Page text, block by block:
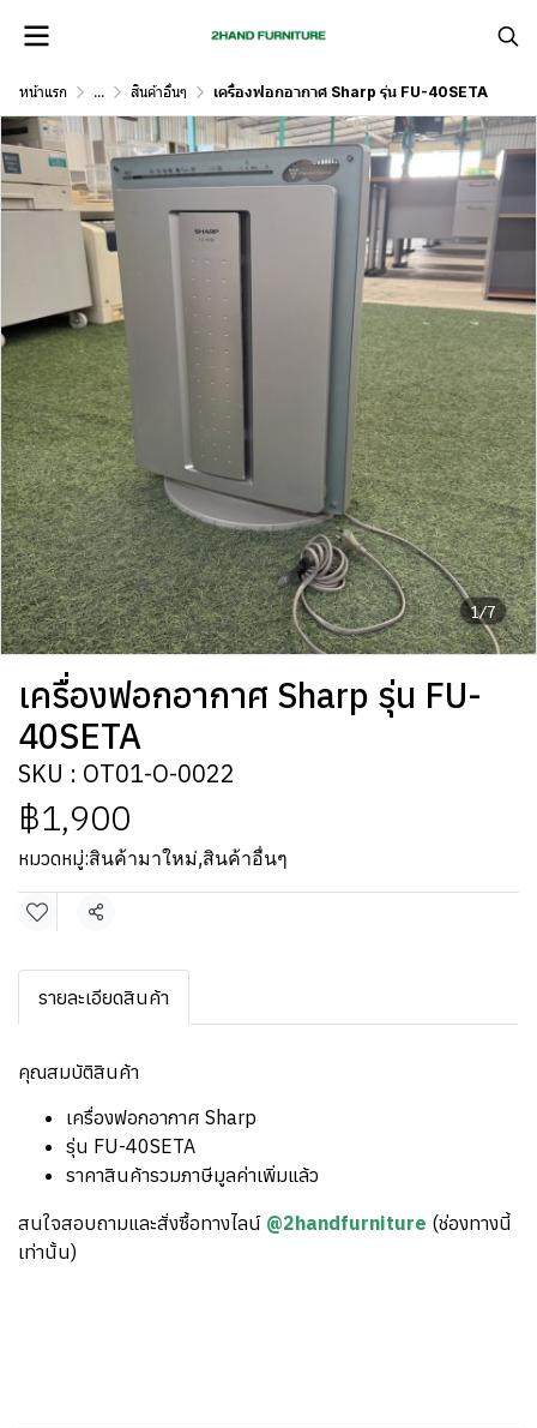
หน้าแรก ... สินค้าอื่นๆ เครื่องฟอกอากาศ Sharp รุ่น FU-40SETA
1/7
เครื่องฟอกอากาศ Sharp รุ่น FU-
40SETA
SKU : OT01-O-0022
฿1,900
หมวดหมู่:สินค้ามาใหม่,สินค้าอื่นๆ
แชร์
รายละเอียดสินค้า
คุณสมบัติสินค้า
เครื่องฟอกอากาศ Sharp
รุ่น FU-40SETA
ราคาสินค้ารวมภาษีมูลค่าเพิ่มแล้ว
สนใจสอบถามและสั่งซื้อทางไลน์ @2handfurniture (ช่องทางนี้
เท่านั้น)